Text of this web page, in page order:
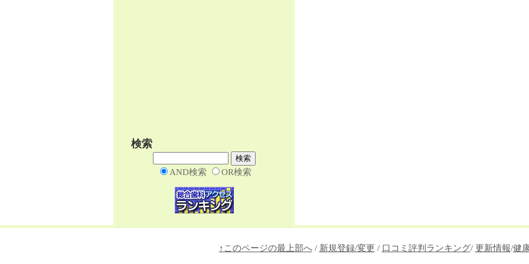
検索
AND検索 OR検索
↑このページの最上部へ/ 新規登録/変更 / 口コミ評判ランキング/ 更新情報/健